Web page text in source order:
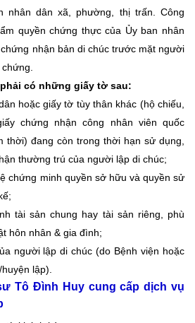
nhân dân xã, phường, thị trấn. Công
quyền chứng thực của Ủy ban nhân
nhận bản di chúc trước mặt người
có những giấy tờ sau:
hoặc giấy tờ tùy thân khác (hộ chiếu,
chứng nhận công nhân viên quốc
thời) đang còn trong thời hạn sử dụng,
thường trú của người lập di chúc;
chứng minh quyền sở hữu và quyền sử
tài sản chung hay tài sản riêng, phù
hôn nhân & gia đình;
người lậpdi chúc (do Bệnh viện hoặc
lập).
Tô Đình Huy cung cấp dịch vụ